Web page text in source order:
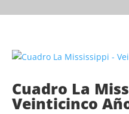
Cuadro La
Veinticinco